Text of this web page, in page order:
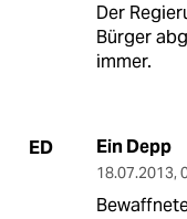
Der
Bürger
immer.
ED Ein Depp
18.07.2013,